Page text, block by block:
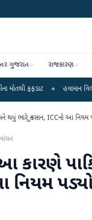
ગુજરાત રાજકારણ
● હવામાન વિભાગે 18 રાજ્યો
થયું ભારે નુકસાન, ICCનો આ નિયમ
આ કારણે